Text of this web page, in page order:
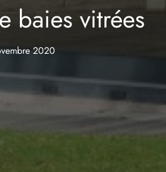
baies vitrées
2020